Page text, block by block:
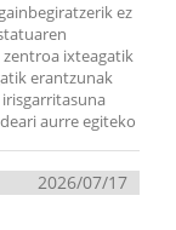
ez
ixteagatik
erantzunak
aurre egiteko
2026/07/17